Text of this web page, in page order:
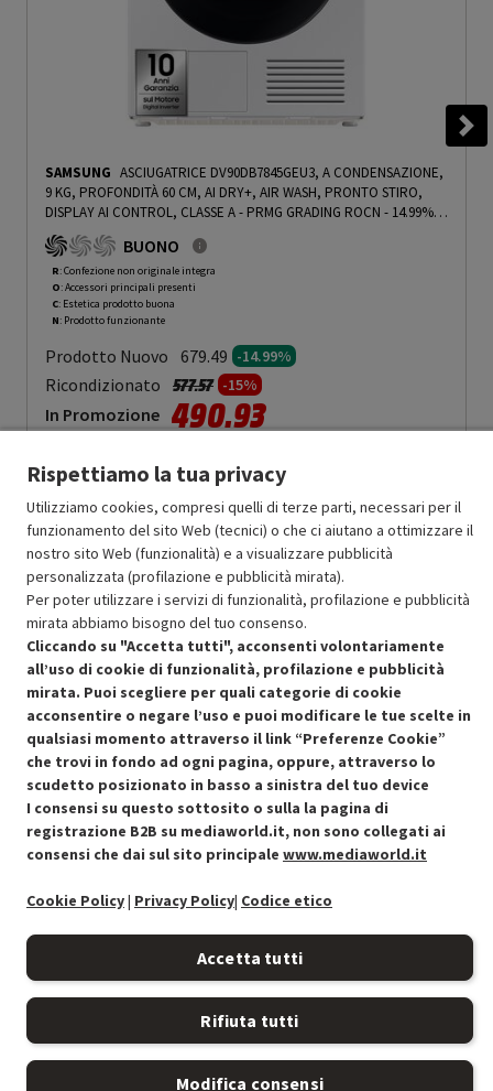
SAMSUNG ASCIUGATRICE DV90DB7845GEU3, A CONDENSAZIONE,
9 KG, PROFONDITÀ 60 CM, AI DRY+, AIR WASH, PRONTO STIRO,
DISPLAY AI CONTROL, CLASSE A - PRMG GRADING ROCN - 14.99%-
PRMG GRADING ROCN - 14.99%
BUONO
R: Confezione non originale integra
O: Accessori principali presenti
C: Estetica prodotto buona
N: Prodotto funzionante
Prodotto Nuovo 679.49 -14.99%
Ricondizionato Prezzo ridotto da
577.57a-15%
In Promozione 490.93
Aggiungi al carrello
SCONTO RICONDIZIONATI
Approfitta dello sconto del 15% sul prodotto ricondizionato.
Condizioni generali di vendita
Cookie Policy
Preferenze cookie
Accessibilità
Recedere dal contratto qui
Rispettiamo la tua privacy
Utilizziamo cookies, compresi quelli di terze parti, necessari per il
funzionamento del sito Web (tecnici) o che ci aiutano a ottimizzare il
nostro sito Web (funzionalità) e a visualizzare pubblicità
personalizzata (profilazione e pubblicità mirata).
Per poter utilizzare i servizi di funzionalità, profilazione e pubblicità
mirata abbiamo bisogno del tuo consenso.
Cliccando su "Accetta tutti", acconsenti volontariamente
all’uso di cookie di funzionalità, profilazione e pubblicità
mirata. Puoi scegliere per quali categorie di cookie
acconsentire o negare l’uso e puoi modificare le tue scelte in
qualsiasi momento attraverso il link “Preferenze Cookie”
che trovi in fondo ad ogni pagina, oppure, attraverso lo
scudetto posizionato in basso a sinistra del tuo device
I consensi su questo sottosito o sulla la pagina di
registrazione B2B su mediaworld.it, non sono collegati ai
consensi che dai sul sito principale www.mediaworld.it
Cookie Policy| Privacy Policy| Codice etico
Accetta tutti
Rifiuta tutti
Modifica consensi